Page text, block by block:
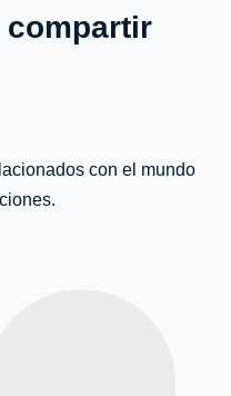
compartir
con el mundo